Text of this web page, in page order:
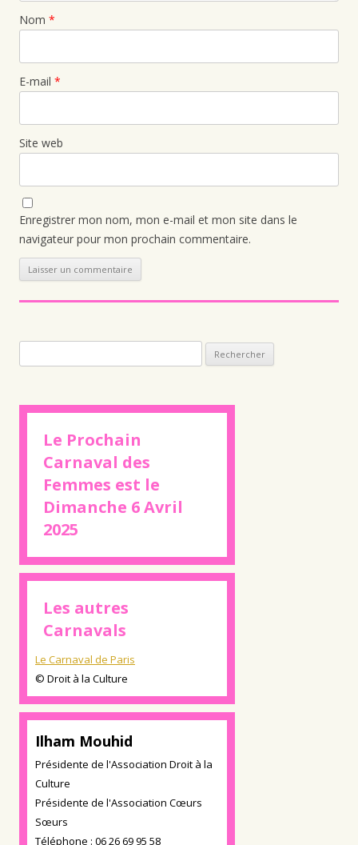
Nom *
E-mail *
Site web
Enregistrer mon nom, mon e-mail et mon site dans le
navigateur pour mon prochain commentaire.
Le Prochain
Carnaval des
Femmes est le
Dimanche 6 Avril
2025
Les autres
Carnavals
Le Carnaval de Paris
© Droit à la Culture
Ilham Mouhid
Présidente de l'Association Droit à la
Culture
Présidente de l'Association Cœurs
Sœurs
Téléphone : 06 26 69 95 58